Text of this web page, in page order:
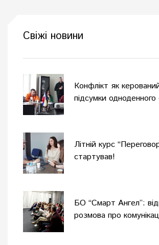
Свіжі новини
Конфлікт як
підсумки
Літній курс
стартував!
БО “Смарт Ангел”:
розмова про